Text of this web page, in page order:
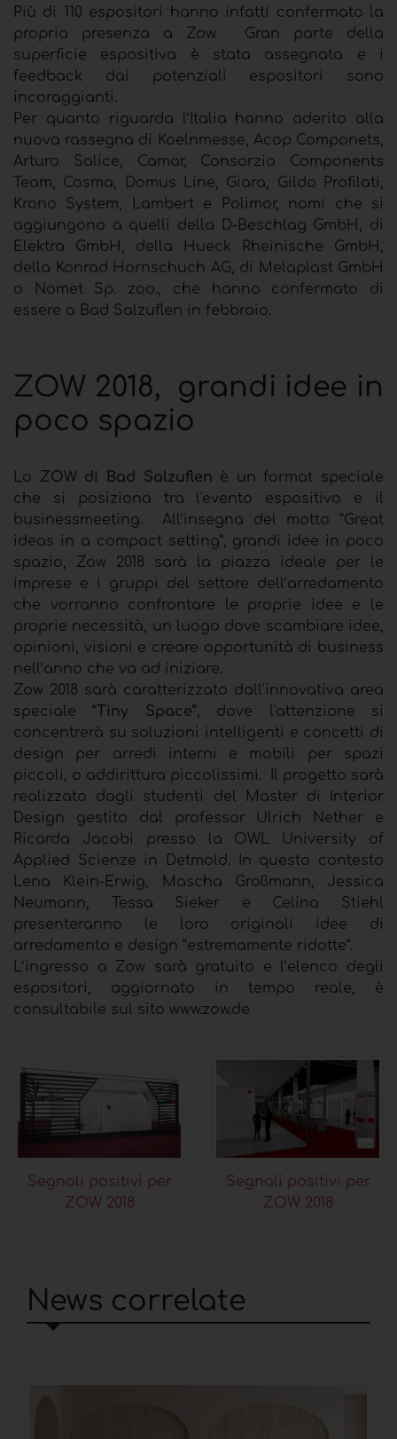
Più di 110 espositori hanno infatti confermato la
propria presenza a Zow. Gran parte della
superficie espositiva è stata assegnata e i
feedback dai potenziali espositori sono
incoraggianti.
Per quanto riguarda l’Italia hanno aderito alla
nuova rassegna di Koelnmesse, Acop Componets,
Arturo Salice, Camar, Consorzio Components
Team, Cosma, Domus Line, Giara, Gildo Profilati,
Krono System, Lambert e Polimor, nomi che si
aggiungono a quelli della D-Beschlag GmbH, di
Elektra GmbH, della Hueck Rheinische GmbH,
della Konrad Hornschuch AG, di Melaplast GmbH
o Nomet Sp. zoo., che hanno confermato di
essere a Bad Salzuflen in febbraio.
ZOW 2018, grandi idee in
poco spazio
Lo ZOW di Bad Salzuflen è un format speciale
che si posiziona tra l'evento espositivo e il
businessmeeting. All’insegna del motto “Great
ideas in a compact setting”, grandi idee in poco
spazio, Zow 2018 sarà la piazza ideale per le
imprese e i gruppi del settore dell’arredamento
che vorranno confrontare le proprie idee e le
proprie necessità, un luogo dove scambiare idee,
opinioni, visioni e creare opportunità di business
nell’anno che va ad iniziare.
Zow 2018 sarà caratterizzato dall'innovativa area
speciale“Tiny Space”, dove l'attenzione si
concentrerà su soluzioni intelligenti e concetti di
design per arredi interni e mobili per spazi
piccoli, o addirittura piccolissimi. Il progetto sarà
realizzato dagli studenti del Master di Interior
Design gestito dal professor Ulrich Nether e
Ricarda Jacobi presso la OWL University of
Applied Scienze in Detmold. In questo contesto
Lena Klein-Erwig, Mascha Großmann, Jessica
Neumann, Tessa Sieker e Celina Stiehl
presenteranno le loro originali idee di
arredamento e design “estremamente ridotte”.
L’ingresso a Zow sarà gratuito e l’elenco degli
espositori, aggiornato in tempo reale, è
consultabile sul sito www.zow.de
Segnali positivi per
ZOW 2018
Segnali positivi per
ZOW 2018
News correlate